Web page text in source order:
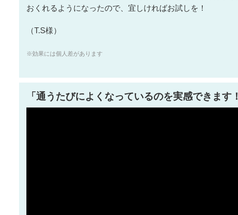
おくれるようになったので、宜しければお試しを！
（T.S様）
※効果には個人差があります
「 通うたびによくなっているのを実感できます！